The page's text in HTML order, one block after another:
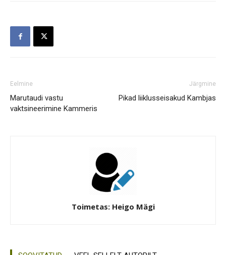
Eelmine
Marutaudi vastu
vaktsineerimine Kammeris
Järgmine
Pikad liiklusseisakud Kambjas
Toimetas: Heigo Mägi